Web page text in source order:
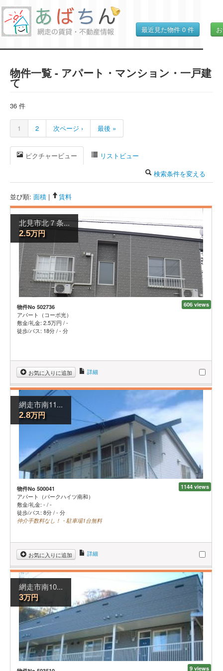
最近見た物件 0 件
物件一覧 - アパート・マンション・一戸建
て
36 件
1 2 次ページ › 最後 »
ピクチャービュー
リストビュー
検索条件を変える
並び順: 面積 | 賃料
北見市北７条...
2.5万円
606 views
物件No 502736
アパート（コーポ光）
敷金/礼金: 2.5万円 /-
徒歩/バス: 18分 / - 分
お気に入りに追加 詳細
網走市南11...
2.8万円
1144 views
物件No 500041
アパート（パークハイツ南和）
敷金/礼金: - /-
徒歩/バス: 8分 / - 分
仲介手数料なし！・駐車場1台無料
お気に入りに追加 詳細
網走市南10...
3万円
9 views